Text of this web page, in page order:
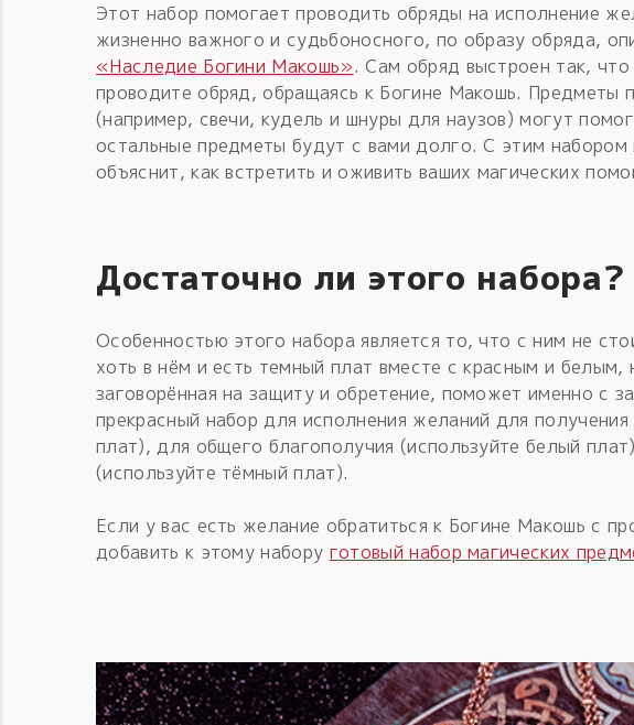
Этот набор помогает проводить обряды на исполнение
жизненно важного и судьбоносного, по образу обряда,
«Наследие Богини Макошь». Сам обряд выстроен так,
проводите обряд, обращаясь к Богине Макошь. Предметы
(например, свечи, кудель и шнуры для наузов) могут
остальные предметы будут с вами долго. С этим набором
объяснит, как встретить и оживить ваших магических
Достаточно ли этого набора?
Особенностью этого набора является то, что с ним не
хоть в нём и есть темный плат вместе с красным и белым,
заговорённая на защиту и обретение, поможет именно с
прекрасный набор для исполнения желаний для
плат), для общего благополучия (используйте белый
(используйте тёмный плат).
Если у вас есть желание обратиться к Богине Макошь с
добавить к этому набору готовый набор магических